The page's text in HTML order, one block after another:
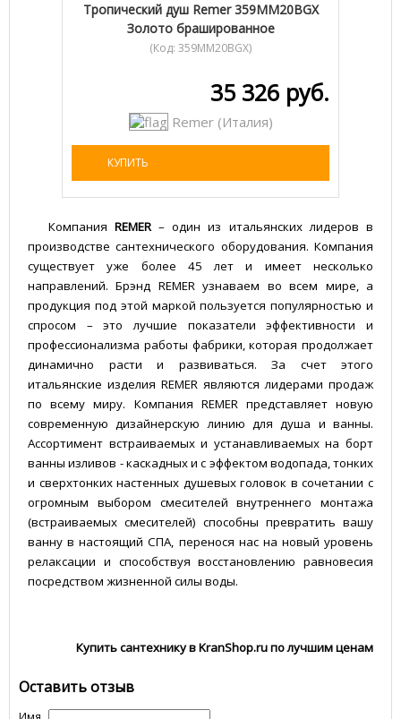
Тропический душ Remer 359MM20BGX
Золото брашированное
(Код: 359MM20BGX)
35 326 руб.
Remer (Италия)
КУПИТЬ
Компания REMER– один из итальянских лидеров в
производстве сантехнического оборудования. Компания
существует уже более 45 лет и имеет несколько
направлений. Брэнд REMER узнаваем во всем мире, а
продукция под этой маркой пользуется популярностью и
спросом – это лучшие показатели эффективности и
профессионализма работы фабрики, которая продолжает
динамично расти и развиваться. За счет этого
итальянские изделия REMER являются лидерами продаж
по всему миру. Компания REMER представляет новую
современную дизайнерскую линию для душа и ванны.
Ассортимент встраиваемых и устанавливаемых на борт
ванны изливов - каскадных и с эффектом водопада, тонких
и сверхтонких настенных душевых головок в сочетании с
огромным выбором смесителей внутреннего монтажа
(встраиваемых смесителей) способны превратить вашу
ванну в настоящий СПА, перенося нас на новый уровень
релаксации и способствуя восстановлению равновесия
посредством жизненной силы воды.
Купить сантехнику в KranShop.ru по лучшим ценам
Оставить отзыв